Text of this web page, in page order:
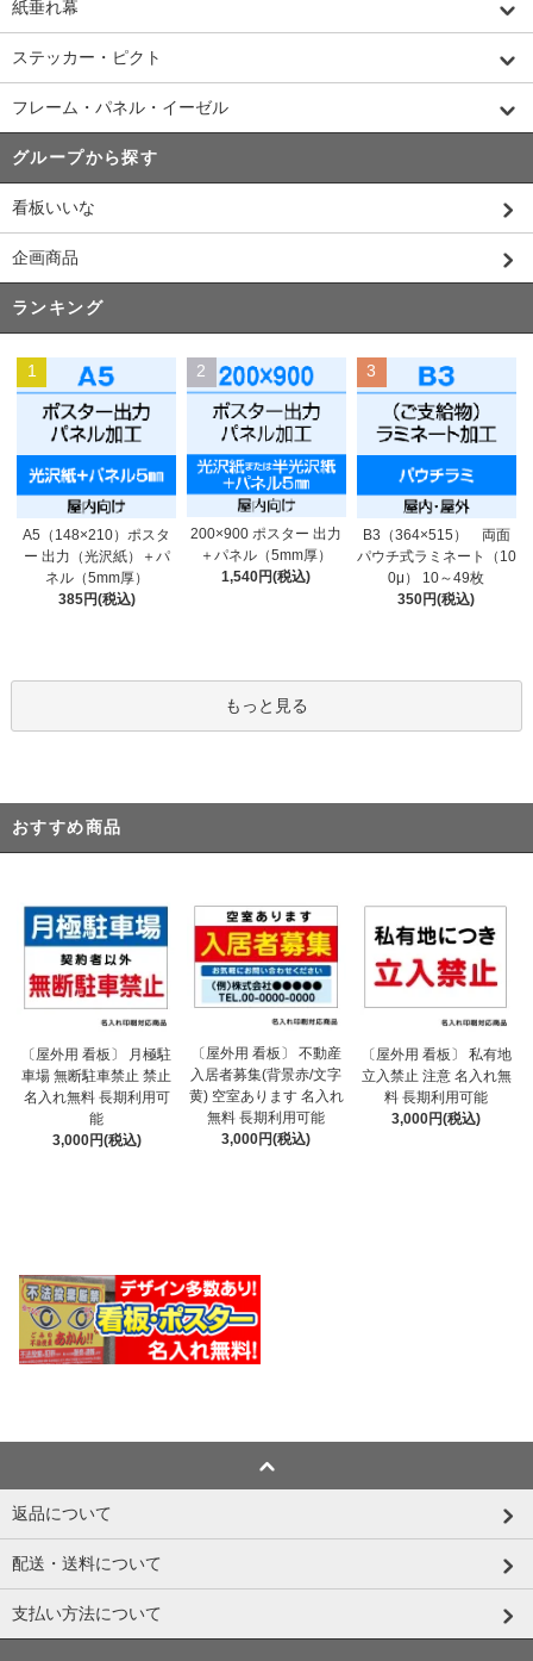
紙垂れ幕
ステッカー・ピクト
フレーム・パネル・イーゼル
グループから探す
看板いいな
企画商品
ランキング
1
A5（148×210）ポスタ
ー 出力（光沢紙）＋パ
ネル（5mm厚）
385円(税込)
2
200×900 ポスター 出力
＋パネル（5mm厚）
1,540円(税込)
3
B3（364×515） 両面
パウチ式ラミネート（10
0μ） 10～49枚
350円(税込)
もっと見る
おすすめ商品
〔屋外用 看板〕 月極駐
車場 無断駐車禁止 禁止
名入れ無料 長期利用可
能
3,000円(税込)
〔屋外用 看板〕 不動産
入居者募集(背景赤/文字
黄) 空室あります 名入れ
無料 長期利用可能
3,000円(税込)
〔屋外用 看板〕 私有地
立入禁止 注意 名入れ無
料 長期利用可能
3,000円(税込)
返品について
配送・送料について
支払い方法について